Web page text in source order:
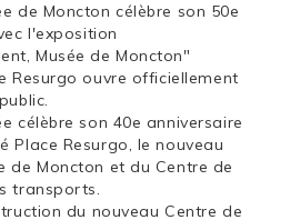
de Moncton célèbre son 50e
l'exposition
Musée de Moncton"
Resurgo ouvre officiellement
célèbre son 40e anniversaire
Place Resurgo, le nouveau
de Moncton et du Centre de
transports.
du nouveau Centre de